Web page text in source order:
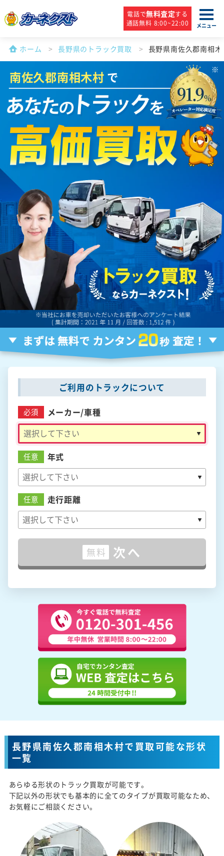
電話で無料査定する
通話無料 8:00~22:00
メニュー
ホーム 長野県のトラック買取 長野県南佐久郡南相
南佐久郡南相木村 で
ご利用のトラックについて
必須 メーカー/車種
任意 年式
任意 走行距離
無料 次へ
長野県南佐久郡南相木村で買取可能な形状
一覧
あらゆる形状のトラック買取が可能です。
下記以外の形状でも基本的に全てのタイプが買取可能なため、
お気軽にご相談ください。